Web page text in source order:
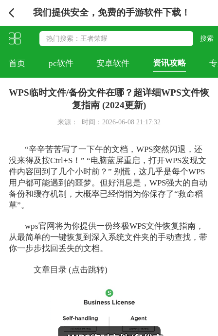
我们提供安全，免费的手游软件下载！
首页 pc软件 安卓软件 资讯攻略
WPS临时文件/备份文件在哪？超详细WPS文件恢
复指南 (2024更新)
来源： 时间：2026-06-08 21:17:32
“辛辛苦苦写了一下午的文档，WPS突然闪退，还
没来得及按Ctrl+S！” “电脑蓝屏重启，打开WPS发现文
件内容回到了几个小时前？” 别慌，这几乎是每个WPS
用户都可能遇到的噩梦。但好消息是，WPS强大的自动
备份和缓存机制，大概率已经悄悄为你保存了“救命稻
草”。
wps官网将为你提供一份终极WPS文件恢复指南，
从最简单的一键恢复到深入系统文件夹的手动查找，带
你一步步找回丢失的文档。
文章目录 (点击跳转)